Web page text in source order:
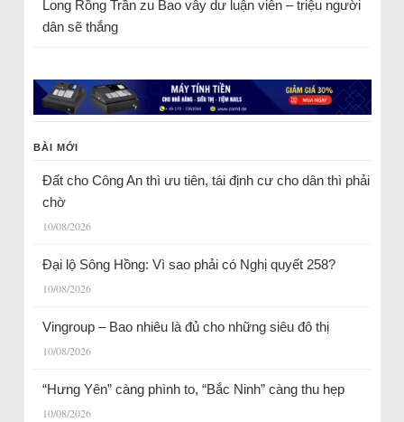
Long Rồng Trầnzu Bao vây dư luận viên – triệu người
dân sẽ thắng
BÀI MỚI
Đất cho Công An thì ưu tiên, tái định cư cho dân thì phải
chờ
10/08/2026
Đại lộ Sông Hồng: Vì sao phải có Nghị quyết 258?
10/08/2026
Vingroup – Bao nhiêu là đủ cho những siêu đô thị
10/08/2026
“Hưng Yên” càng phình to, “Bắc Ninh” càng thu hẹp
10/08/2026